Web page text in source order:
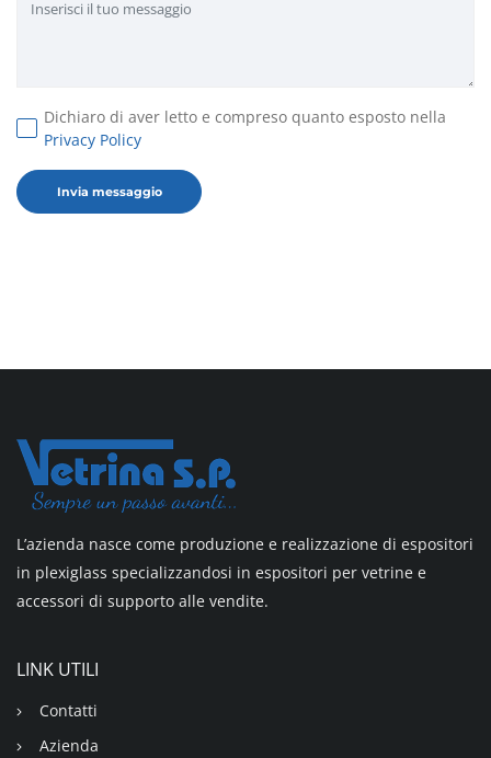
Dichiaro di aver letto e compreso quanto esposto nella
Privacy Policy
L’azienda nasce come produzione e realizzazione di espositori
in plexiglass specializzandosi in espositori per vetrine e
accessori di supporto alle vendite.
LINK UTILI
Contatti
Azienda